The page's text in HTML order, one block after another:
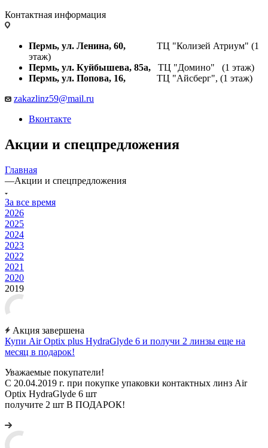
Контактная информация
Пермь, ул. Ленина, 60, ТЦ "Колизей Атриум" (1
этаж)
Пермь, ул. Куйбышева, 85а, ТЦ "Домино" (1 этаж)
Пермь, ул. Попова, 16, ТЦ "Айсберг", (1 этаж)
zakazlinz59@mail.ru
Вконтакте
Акции и спецпредложения
Главная
—Акции и спецпредложения
За все время
2026
2025
2024
2023
2022
2021
2020
2019
Акция завершена
Купи Air Optix plus HydraGlyde 6 и получи 2 линзы еще на
месяц в подарок!
Уважаемые покупатели!
С 20.04.2019 г. при покупке упаковки контактных линз Air
Optix HydraGlyde 6 шт
получите 2 шт В ПОДАРОК!